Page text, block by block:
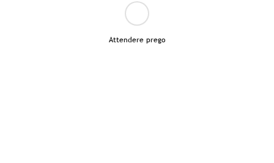
Attendere prego